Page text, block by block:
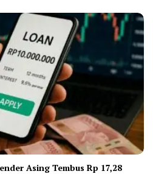
Asing Tembus Rp 17,28